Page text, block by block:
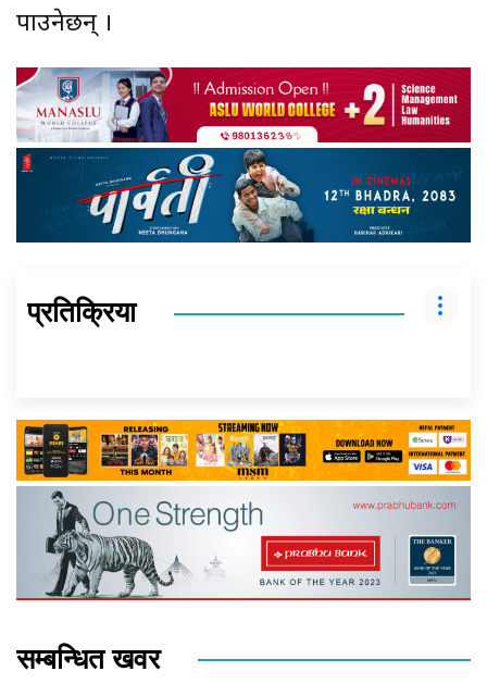
पाउनेछन् ।
प्रतिक्रिया
सम्बन्धित खवर